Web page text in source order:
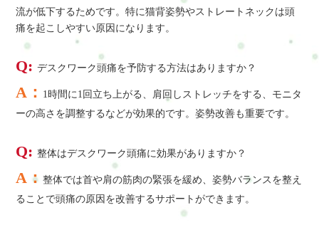
流が低下するためです。特に猫背姿勢やストレートネックは頭
痛を起こしやすい原因になります。
Q:デスクワーク頭痛を予防する方法はありますか？
A： 1時間に1回立ち上がる、肩回しストレッチをする、モニタ
ーの高さを調整するなどが効果的です。姿勢改善も重要です。
Q:整体はデスクワーク頭痛に効果がありますか？
A：整体では首や肩の筋肉の緊張を緩め、姿勢バランスを整え
ることで頭痛の原因を改善するサポートができます。